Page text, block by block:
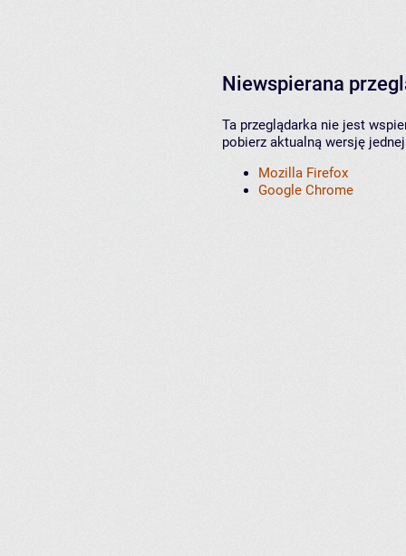
Niewspierana
Ta przeglądarka nie jest
pobierz aktualną wersję
Mozilla Firefox
Google Chrome